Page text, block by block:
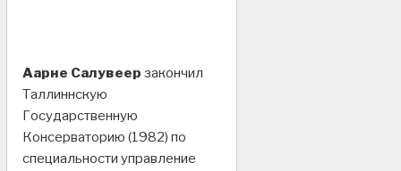
Аарне Салувеер закончил
Таллиннскую
Государственную
Консерваторию (1982) по
специальности управление